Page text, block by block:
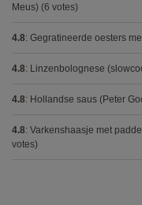
Meus) (6 votes)
4.8: Gegratineerde oesters
4.8: Linzenbolognese
4.8: Hollandse saus (Peter
4.8: Varkenshaasje met
votes)